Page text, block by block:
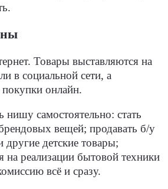
Товары выставляются на
в социальной сети, а
онлайн.
самостоятельно: стать
вещей; продавать б/у
другие детские товары;
на реализации бытовой техники
всё и сразу.